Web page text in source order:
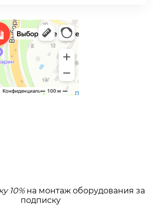
10%на монтаж оборудования за
подписку